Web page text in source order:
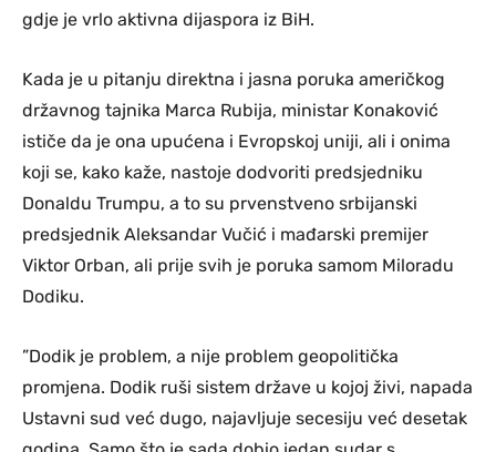
gdje je vrlo aktivna dijaspora iz BiH.
Kada je u pitanju direktna i jasna poruka američkog
državnog tajnika Marca Rubija, ministar Konaković
ističe da je ona upućena i Evropskoj uniji, ali i onima
koji se, kako kaže, nastoje dodvoriti predsjedniku
Donaldu Trumpu, a to su prvenstveno srbijanski
predsjednik Aleksandar Vučić i mađarski premijer
Viktor Orban, ali prije svih je poruka samom Miloradu
Dodiku.
”Dodik je problem, a nije problem geopolitička
promjena. Dodik ruši sistem države u kojoj živi, napada
Ustavni sud već dugo, najavljuje secesiju već desetak